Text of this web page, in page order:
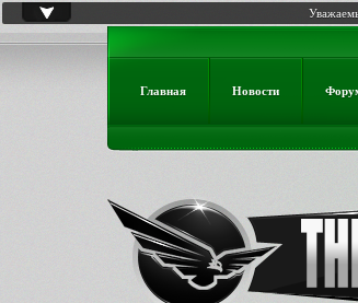
Главная Новости